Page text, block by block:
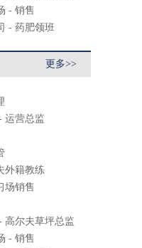
- 销售
- 药肥领班
更多>>
运营总监
外籍教练
场销售
高尔夫草坪总监
- 销售